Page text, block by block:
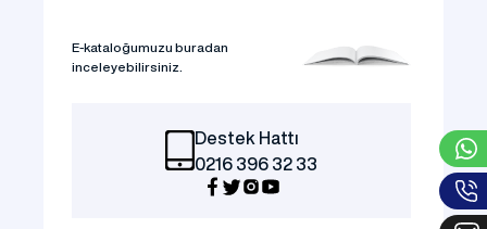
E-kataloğumuzu buradan
inceleyebilirsiniz.
Destek Hattı
0216 396 32 33